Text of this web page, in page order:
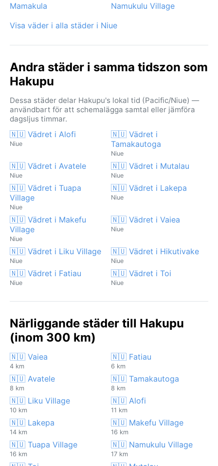
Mamakula
Namukulu Village
Visa väder i alla städer i Niue
Andra städer i samma tidszon som
Hakupu
Dessa städer delar Hakupu's lokal tid (Pacific/Niue) —
användbart för att schemalägga samtal eller jämföra
dagsljus timmar.
🇳🇺 Vädret i Alofi
Niue
🇳🇺 Vädret i
Tamakautoga
Niue
🇳🇺 Vädret i Avatele
Niue
🇳🇺 Vädret i Mutalau
Niue
🇳🇺 Vädret i Tuapa
Village
Niue
🇳🇺 Vädret i Lakepa
Niue
🇳🇺 Vädret i Makefu
Village
Niue
🇳🇺 Vädret i Vaiea
Niue
🇳🇺 Vädret i Liku Village
Niue
🇳🇺 Vädret i Hikutivake
Niue
🇳🇺 Vädret i Fatiau
Niue
🇳🇺 Vädret i Toi
Niue
Närliggande städer till Hakupu
(inom 300 km)
🇳🇺 Vaiea
4 km
🇳🇺 Fatiau
6 km
🇳🇺 Avatele
8 km
🇳🇺 Tamakautoga
8 km
🇳🇺 Liku Village
10 km
🇳🇺 Alofi
11 km
🇳🇺 Lakepa
14 km
🇳🇺 Makefu Village
16 km
🇳🇺 Tuapa Village
16 km
🇳🇺 Namukulu Village
17 km